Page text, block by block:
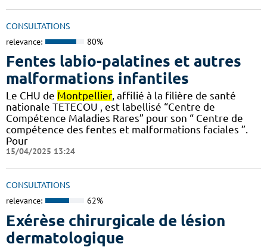
CONSULTATIONS
relevance: 80%
Fentes labio-palatines et autres
malformations infantiles
Le CHU de Montpellier, affilié à la filière de santé
nationale TETECOU , est labellisé “Centre de
Compétence Maladies Rares” pour son “ Centre de
compétence des fentes et malformations faciales ”.
Pour
15/04/2025 13:24
CONSULTATIONS
relevance: 62%
Exérèse chirurgicale de lésion
dermatologique